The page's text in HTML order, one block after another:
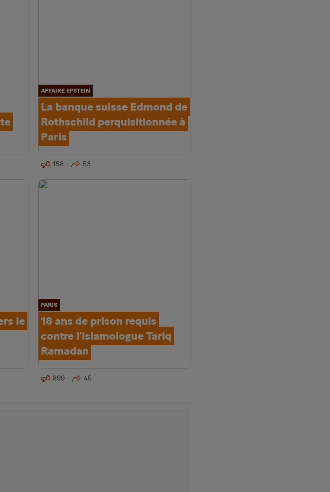
AFFAIRE EPSTEIN
La banque suisse Edmond de
Rothschild perquisitionnée à
Paris
158 53
le
PARIS
18 ans de prison requis
contre l’islamologue Tariq
Ramadan
899 45